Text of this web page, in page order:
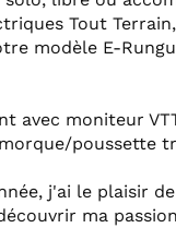
Tout
modèle E-
avec moniteur
poussette
j'ai le plaisir
ma